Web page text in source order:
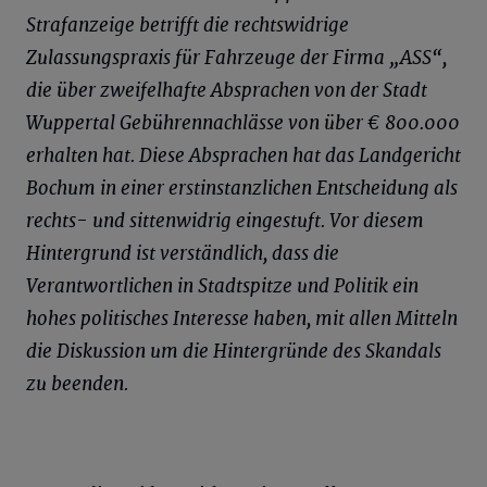
Strafanzeige betrifft die rechtswidrige
Zulassungspraxis für Fahrzeuge der Firma „ASS“,
die über zweifelhafte Absprachen von der Stadt
Wuppertal Gebührennachlässe von über € 800.000
erhalten hat. Diese Absprachen hat das Landgericht
Bochum in einer erstinstanzlichen Entscheidung als
rechts- und sittenwidrig eingestuft. Vor diesem
Hintergrund ist verständlich, dass die
Verantwortlichen in Stadtspitze und Politik ein
hohes politisches Interesse haben, mit allen Mitteln
die Diskussion um die Hintergründe des Skandals
zu beenden.